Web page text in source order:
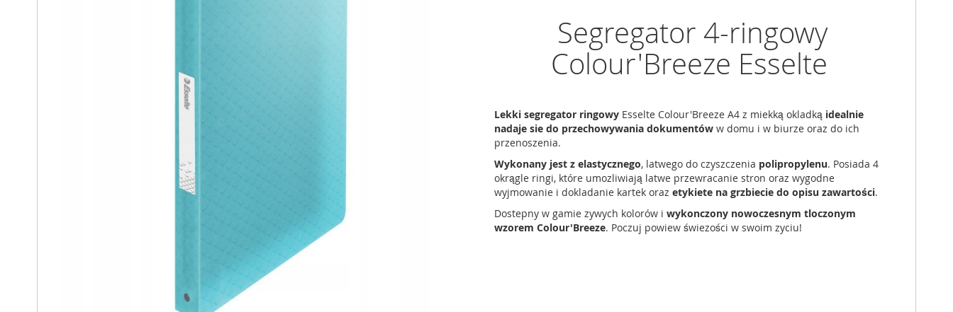
Segregator 4-ringowy
Colour'Breeze Esselte
Lekki segregator ringowy Esselte Colour'Breeze A4 z miekką okladką idealnie
nadaje sie do przechowywania dokumentów w domu i w biurze oraz do ich
przenoszenia.
Wykonany jest z elastycznego, latwego do czyszczenia polipropylenu. Posiada 4
okrągle ringi, które umozliwiają latwe przewracanie stron oraz wygodne
wyjmowanie i dokladanie kartek oraz etykiete na grzbiecie do opisu zawartości.
Dostepny w gamie zywych kolorów i wykonczony nowoczesnym tloczonym
wzorem Colour'Breeze. Poczuj powiew świezości w swoim zyciu!